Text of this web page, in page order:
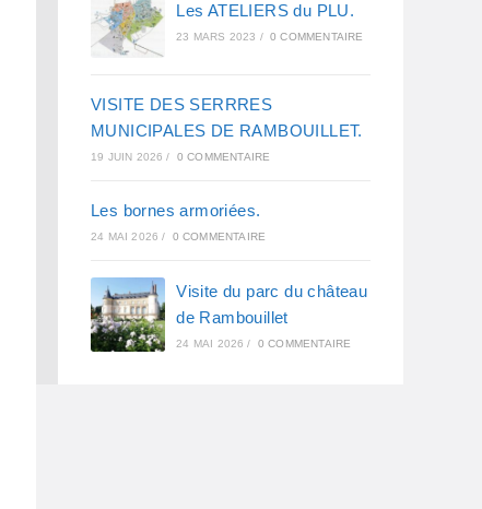
Les ATELIERS du PLU.
23 MARS 2023 / 0 COMMENTAIRE
VISITE DES SERRRES
MUNICIPALES DE RAMBOUILLET.
19 JUIN 2026 / 0 COMMENTAIRE
Les bornes armoriées.
24 MAI 2026 / 0 COMMENTAIRE
Visite du parc du château
de Rambouillet
24 MAI 2026 / 0 COMMENTAIRE